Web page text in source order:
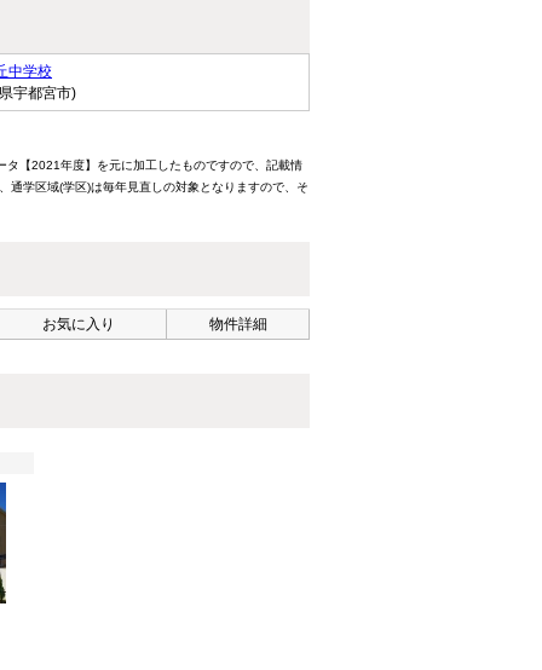
中学校
宇都宮市)
【2021年度】を元に加工したものですので、記載情
通学区域(学区)は毎年見直しの対象となりますので、そ
お気に入り 物件詳細